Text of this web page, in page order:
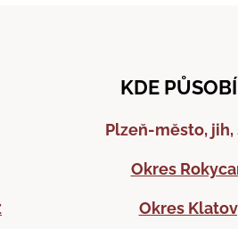
KDE
Plzeň-město, jih,
Okres
Okres